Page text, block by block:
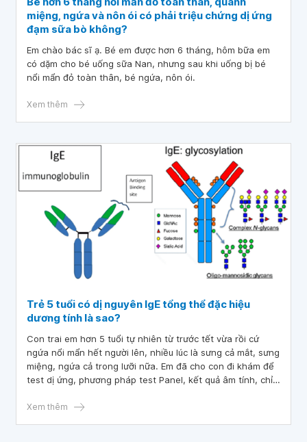
miệng, ngứa và nôn ói có phải triệu chứng dị ứng
đạm sữa bò không?
Em chào bác sĩ ạ. Bé em được hơn 6 tháng, hôm bữa em
có dặm cho bé uống sữa Nan, nhưng sau khi uống bị bé
nổi mẩn đỏ toàn thân, bé ngứa, nôn ói.
Xem thêm
Trẻ 5 tuổi có dị nguyên IgE tổng thể đặc hiệu
dương tính là sao?
Con trai em hơn 5 tuổi tự nhiên từ trước tết vừa rồi cứ
ngứa nổi mẩn hết người lên, nhiều lúc là sưng cả mắt, sưng
miệng, ngứa cả trong lưỡi nữa. Em đã cho con đi khám để
test dị ứng, phương pháp test Panel, kết quả âm tính, chỉ
Em chưa hiểu rõ về kết quả này. Bác sĩ cho em hỏi trẻ 5
Xem thêm